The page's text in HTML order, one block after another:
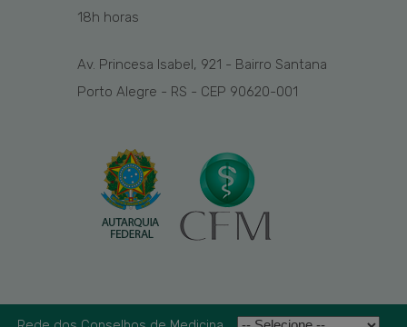
18h horas
Av. Princesa Isabel, 921 - Bairro Santana
Porto Alegre - RS - CEP 90620-001